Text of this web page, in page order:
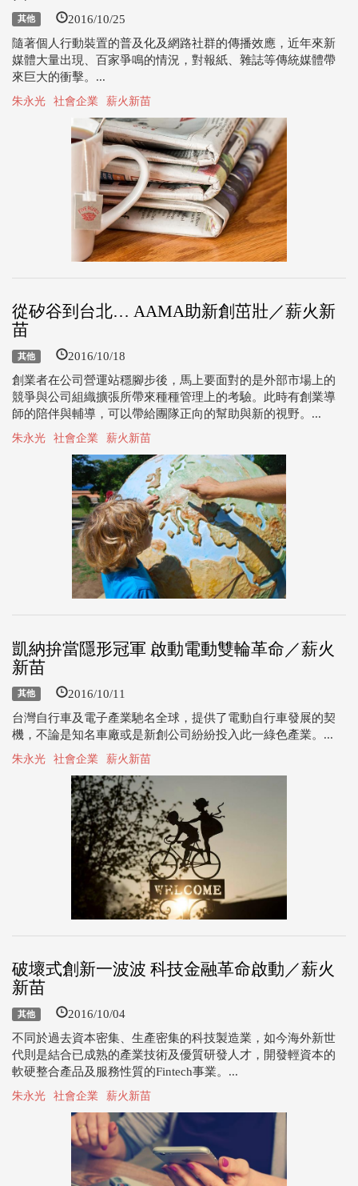
其他 2016/10/25
隨著個人行動裝置的普及化及網路社群的傳播效應，近年來新
媒體大量出現、百家爭鳴的情況，對報紙、雜誌等傳統媒體帶
來巨大的衝擊。...
朱永光 社會企業 薪火新苗
從矽谷到台北… AAMA助新創茁壯／薪火新
苗
其他 2016/10/18
創業者在公司營運站穩腳步後，馬上要面對的是外部市場上的
競爭與公司組織擴張所帶來種種管理上的考驗。此時有創業導
師的陪伴與輔導，可以帶給團隊正向的幫助與新的視野。...
朱永光 社會企業 薪火新苗
凱納拚當隱形冠軍 啟動電動雙輪革命／薪火
新苗
其他 2016/10/11
台灣自行車及電子產業馳名全球，提供了電動自行車發展的契
機，不論是知名車廠或是新創公司紛紛投入此一綠色產業。...
朱永光 社會企業 薪火新苗
破壞式創新一波波 科技金融革命啟動／薪火
新苗
其他 2016/10/04
不同於過去資本密集、生產密集的科技製造業，如今海外新世
代則是結合已成熟的產業技術及優質研發人才，開發輕資本的
軟硬整合產品及服務性質的Fintech事業。...
朱永光 社會企業 薪火新苗